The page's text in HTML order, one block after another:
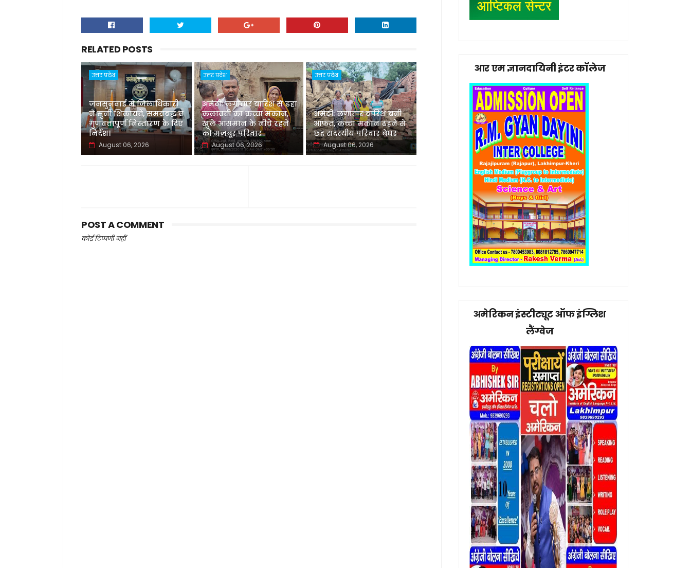
RELATED POSTS
उत्तर प्रदेश
जनसुनवाई में जिलाधिकारी
ने सुनीं शिकायतें, समयबद्ध व
गुणवत्तापूर्ण निस्तारण के दिए
निर्देश।
August 06, 2026
उत्तर प्रदेश
अमेठी: लगातार बारिश से ढहा
कलावती का कच्चा मकान,
खुले आसमान के नीचे रहने
को मजबूर परिवार
August 06, 2026
उत्तर प्रदेश
अमेठी: लगातार बारिश बनी
आफत, कच्चा मकान ढहने से
छह सदस्यीय परिवार बेघर
August 06, 2026
POST A COMMENT
कोई टिप्पणी नहीं
आर एम ज्ञानदायिनी इंटर कॉलेज
अमेरिकन इंस्टीट्यूट ऑफ इंग्लिश
लैंग्वेज